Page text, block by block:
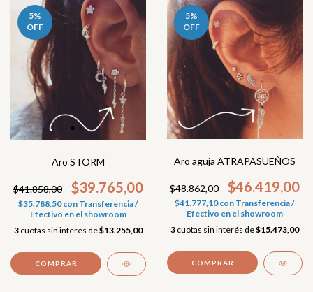
5%
OFF
Aro STORM
$41.858,00 $39.765,00
$35.788,50con Transferencia /
Efectivo en el showroom
3 cuotas sin interés de$13.255,00
5%
OFF
Aro aguja ATRAPASUEÑOS
$48.862,00 $46.419,00
$41.777,10con Transferencia /
Efectivo en el showroom
3 cuotas sin interés de$15.473,00